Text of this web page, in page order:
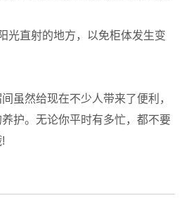
直射的地方，以免柜体发生变
然给现在不少人带来了便利，
护。无论你平时有多忙，都不要